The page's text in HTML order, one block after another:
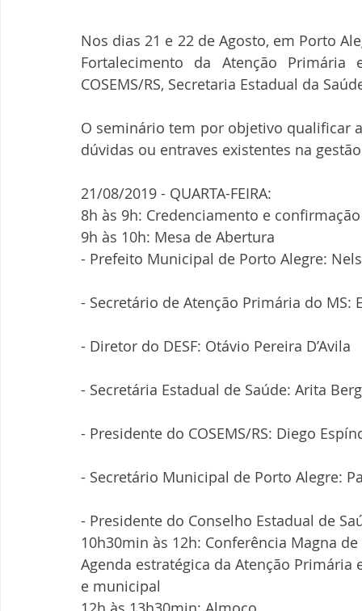
Nos dias 21 e 22 de Agosto, em Porto
Fortalecimento da Atenção
COSEMS/RS, Secretaria Estadual da
O seminário tem por objetivo qualificar
dúvidas ou entraves existentes na
21/08/2019 - QUARTA-FEIRA:
8h às 9h: Credenciamento e
9h às 10h: Mesa de Abertura
- Prefeito Municipal de Porto Alegre:
- Secretário de Atenção Primária do MS:
- Diretor do DESF: Otávio Pereira D’Avila
- Secretária Estadual de Saúde: Arita
- Presidente do COSEMS/RS: Diego
- Secretário Municipal de Porto Alegre:
- Presidente do Conselho Estadual de
10h30min às 12h: Conferência Magna
Agenda estratégica da Atenção
e municipal